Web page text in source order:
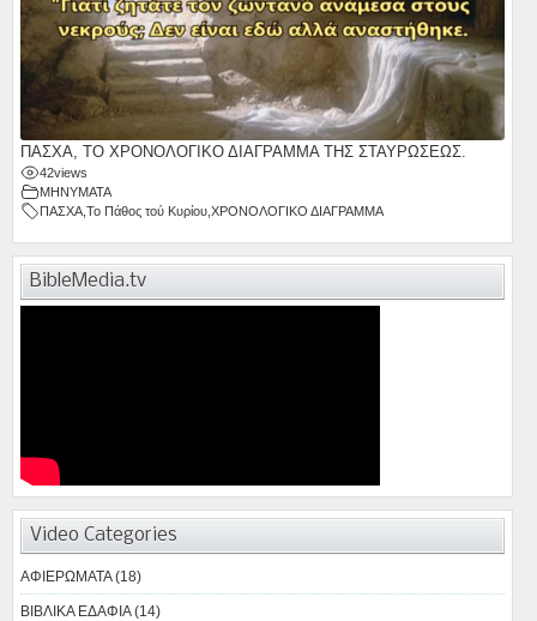
ΠΑΣΧΑ, ΤΟ ΧΡΟΝΟΛΟΓΙΚΟ ΔΙΑΓΡΑΜΜΑ ΤΗΣ ΣΤΑΥΡΩΣΕΩΣ.
42views
ΜΗΝΥΜΑΤΑ
ΠΑΣΧΑ Το Πάθος τού Κυρίου ΧΡΟΝΟΛΟΓΙΚΟ ΔΙΑΓΡΑΜΜΑ
BibleMedia.tv
Video Categories
ΑΦΙΕΡΩΜΑΤΑ (18)
ΒΙΒΛΙΚΑ ΕΔΑΦΙΑ (14)